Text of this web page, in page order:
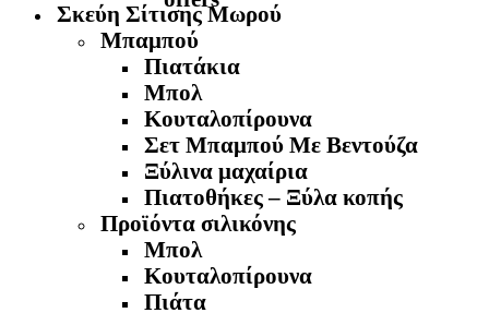
Σκεύη Σίτισης Μωρού
Μπαμπού
Πιατάκια
Μπολ
Κουταλοπίρουνα
Σετ Μπαμπού Με Βεντούζα
Ξύλινα μαχαίρια
Πιατοθήκες – Ξύλα κοπής
Προϊόντα σιλικόνης
Μπολ
Κουταλοπίρουνα
Πιάτα